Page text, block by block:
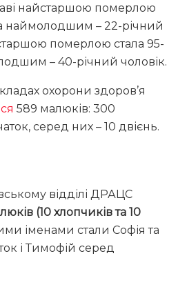
найстаршою померлою
а наймолодшим – 22-річний
померлою стала 95-
– 40-річний чоловік.
охорони здоров’я
589 малюків: 300
серед них – 10 двієнь.
відділі ДРАЦС
(10 хлопчиків та 10
іменами стали Софія та
і Тимофій серед